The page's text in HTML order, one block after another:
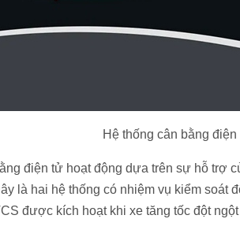
Hệ thống cân bằng
điện tử hoạt động dựa trên sự hỗ trợ
là hai hệ thống có nhiệm vụ kiểm soát
được kích hoạt khi xe tăng tốc đột ngột